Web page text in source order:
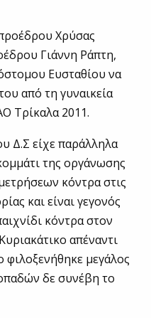
Χρύσας
Γιάννη Ράπτη,
Ευσταθίου να
από τη γυναικεία
Τρίκαλα 2011.
Δ.Σ είχε παράλληλα
της οργάνωσης
κόντρα στις
και είναι γεγονός
κόντρα στον
απέναντι
μεγάλος
δε συνέβη το